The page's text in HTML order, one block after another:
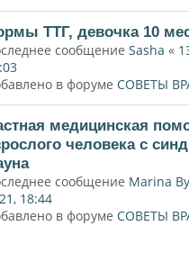
ТТГ, девочка 10
сообщение Sasha «
в форуме СОВЕТЫ
медицинская
человека с
сообщение Marina
18:44
в форуме СОВЕТЫ